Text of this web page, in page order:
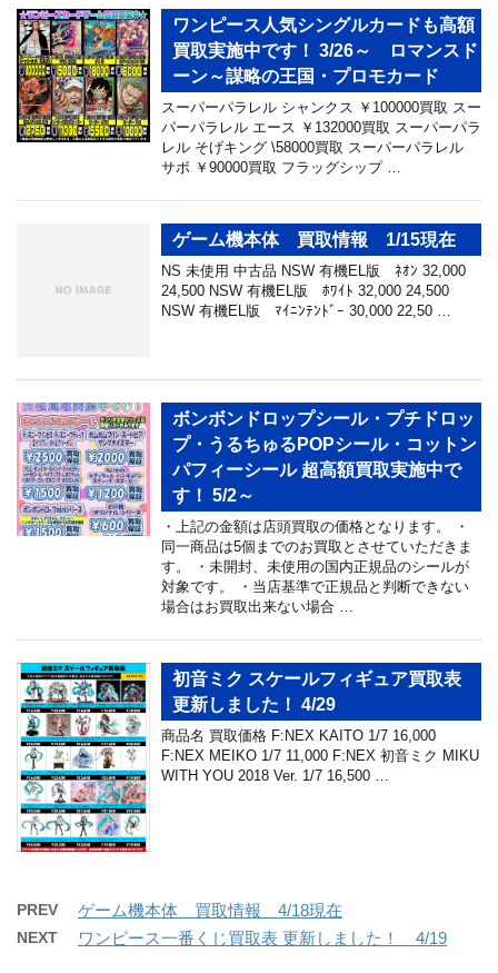
ワンピース人気シングルカードも高額
買取実施中です！ 3/26～ ロマンスド
ーン～謀略の王国・プロモカード
スーパーパラレル シャンクス ￥100000買取 スー
パーパラレル エース ￥132000買取 スーパーパラ
レル そげキング \58000買取 スーパーパラレル
サボ ￥90000買取 フラッグシップ …
ゲーム機本体 買取情報 1/15現在
NS 未使用 中古品 NSW 有機EL版 ﾈｵﾝ 32,000
24,500 NSW 有機EL版 ﾎﾜｲﾄ 32,000 24,500
NSW 有機EL版 ﾏｲﾆﾝﾃﾝﾄﾞｰ 30,000 22,50 …
ボンボンドロップシール・プチドロッ
プ・うるちゅるPOPシール・コットン
パフィーシール 超高額買取実施中で
す！ 5/2～
・上記の金額は店頭買取の価格となります。 ・
同一商品は5個までのお買取とさせていただきま
す。 ・未開封、未使用の国内正規品のシールが
対象です。 ・当店基準で正規品と判断できない
場合はお買取出来ない場合 …
初音ミク スケールフィギュア買取表
更新しました！ 4/29
商品名 買取価格 F:NEX KAITO 1/7 16,000
F:NEX MEIKO 1/7 11,000 F:NEX 初音ミク MIKU
WITH YOU 2018 Ver. 1/7 16,500 …
PREV ゲーム機本体 買取情報 4/18現在
NEXT ワンピース一番くじ買取表 更新しました！ 4/19